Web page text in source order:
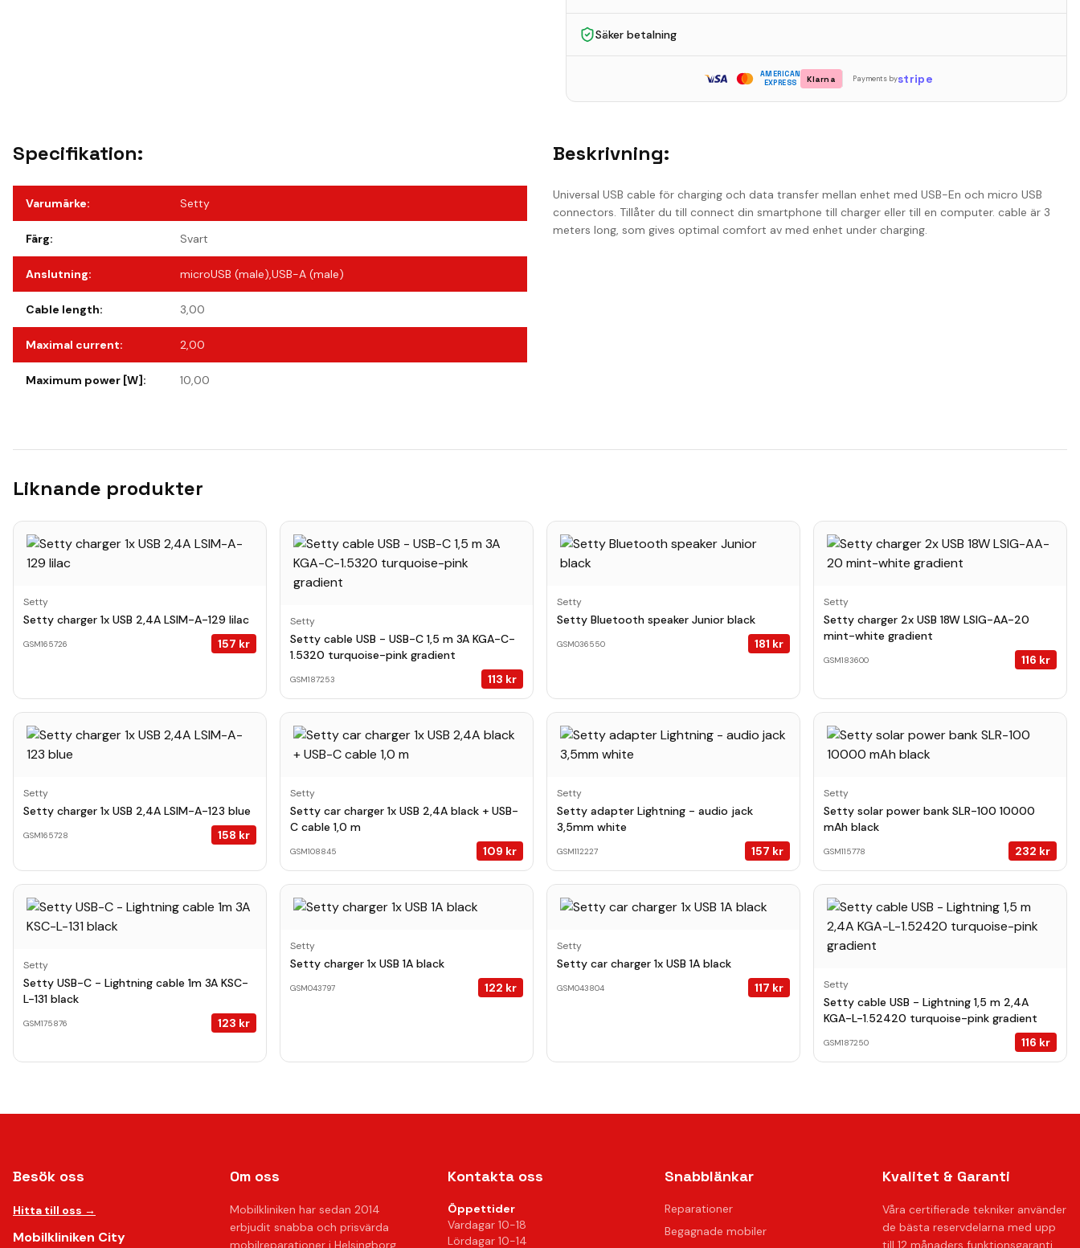
Säker betalning
AMERICAN
EXPRESS
Klarna Payments bystripe
Specifikation:
Varumärke: Setty
Färg: Svart
Anslutning: microUSB (male),USB-A (male)
Cable length: 3,00
Maximal current: 2,00
Maximum power [W]: 10,00
Beskrivning:
Universal USB cable för charging och data transfer mellan enhet med USB-En och micro USB
connectors. Tillåter du till connect din smartphone till charger eller till en computer. cable är 3
meters long, som gives optimal comfort av med enhet under charging.
Liknande produkter
Setty
Setty charger 1x USB 2,4A LSIM-A-129 lilac
GSM165726 157 kr
Setty
Setty cable USB - USB-C 1,5 m 3A KGA-C-
1.5320 turquoise-pink gradient
GSM187253 113 kr
Setty
Setty Bluetooth speaker Junior black
GSM036550 181 kr
Setty
Setty charger 2x USB 18W LSIG-AA-20
mint-white gradient
GSM183600 116 kr
Setty
Setty charger 1x USB 2,4A LSIM-A-123 blue
GSM165728 158 kr
Setty
Setty car charger 1x USB 2,4A black + USB-
C cable 1,0 m
GSM108845 109 kr
Setty
Setty adapter Lightning - audio jack
3,5mm white
GSM112227 157 kr
Setty
Setty solar power bank SLR-100 10000
mAh black
GSM115778 232 kr
Setty
Setty USB-C - Lightning cable 1m 3A KSC-
L-131 black
GSM175876 123 kr
Setty
Setty charger 1x USB 1A black
GSM043797 122 kr
Setty
Setty car charger 1x USB 1A black
GSM043804 117 kr Setty
Setty cable USB - Lightning 1,5 m 2,4A
KGA-L-1.52420 turquoise-pink gradient
GSM187250 116 kr
Besök oss
Hitta till oss →
Mobilkliniken City
Om oss
Mobilkliniken har sedan 2014
erbjudit snabba och prisvärda
mobilreparationer i Helsingborg.
Kontakta oss
Öppettider
Vardagar 10-18
Lördagar 10-14
Snabblänkar
Reparationer
Begagnade mobiler
Kvalitet & Garanti
Våra certifierade tekniker använder
de bästa reservdelarna med upp
till 12 månaders funktionsgaranti